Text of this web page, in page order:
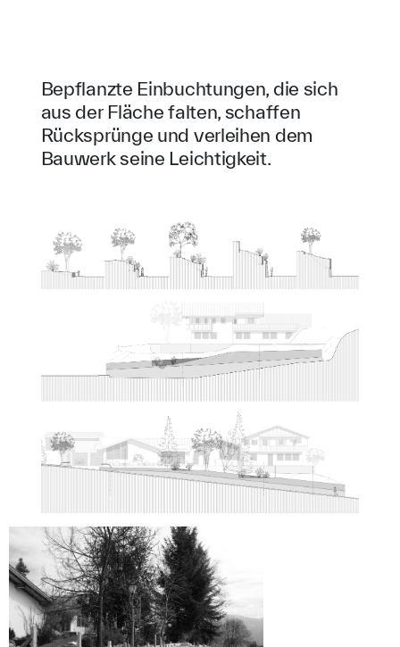
Bepflanzte Einbuchtungen, die sich
aus der Fläche falten, schaffen
Rücksprünge und verleihen dem
Bauwerk seine Leichtigkeit.